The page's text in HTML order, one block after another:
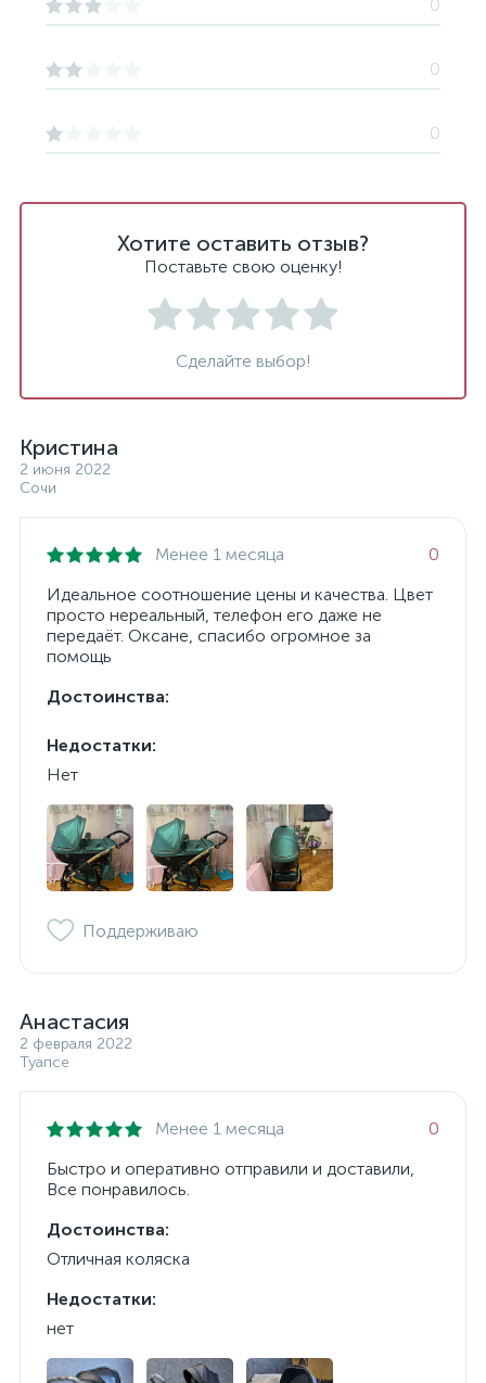
Хотите оставить отзыв?
Поставьте свою оценку!
Сделайте выбор!
Кристина
2 июня 2022
Сочи
Менее 1 месяца
0
Идеальное соотношение цены и качества. Цвет
просто нереальный, телефон его даже не
передаёт. Оксане, спасибо огромное за
помощь
Достоинства:
Недостатки:
Нет
Поддерживаю
Анастасия
2 февраля 2022
Туапсе
Менее 1 месяца
0
Быстро и оперативно отправили и доставили,
Все понравилось.
Достоинства:
Отличная коляска
Недостатки:
нет
0
0
0